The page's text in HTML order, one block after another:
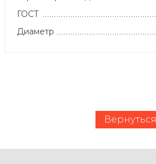
ГОСТ
Диаметр
Вернуться